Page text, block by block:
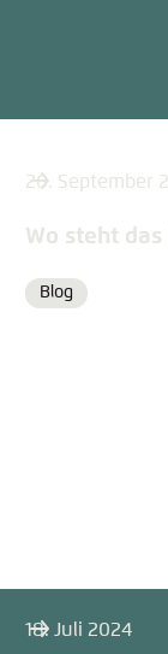
26. September
Wo steht
Format
Blog
18. Juli 2024